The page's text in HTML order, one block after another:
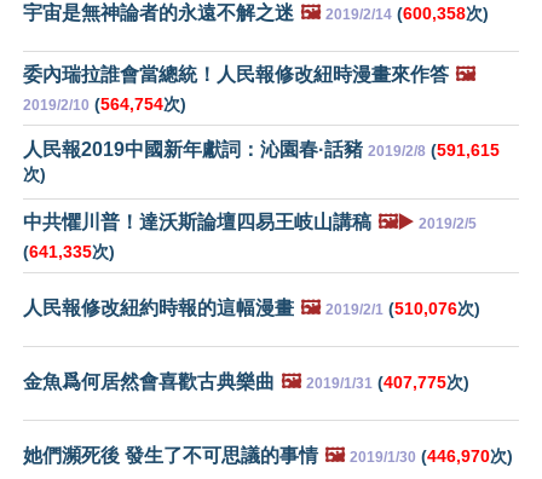
宇宙是無神論者的永遠不解之迷 🖼️ 2019/2/14 (600,358次)
委內瑞拉誰會當總統！人民報修改紐時漫畫來作答 🖼️
2019/2/10 (564,754次)
人民報2019中國新年獻詞：沁園春·話豬 2019/2/8 (591,615
次)
中共懼川普！達沃斯論壇四易王岐山講稿 🖼️▶️ 2019/2/5
(641,335次)
人民報修改紐約時報的這幅漫畫 🖼️ 2019/2/1 (510,076次)
金魚爲何居然會喜歡古典樂曲 🖼️ 2019/1/31 (407,775次)
她們瀕死後 發生了不可思議的事情 🖼️ 2019/1/30 (446,970次)